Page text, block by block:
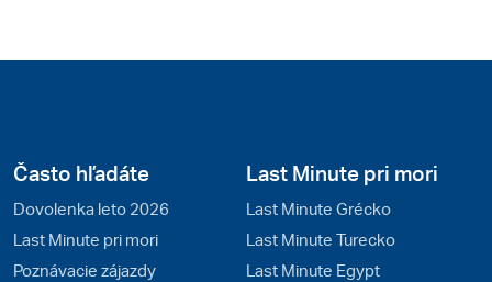
Často hľadáte
Dovolenka leto 2026
Last Minute pri mori
Poznávacie zájazdy
Last Minute pri mori
Last Minute Grécko
Last Minute Turecko
Last Minute Egypt